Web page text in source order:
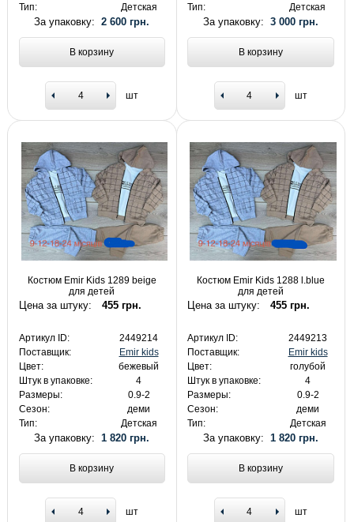
Тип:
Детская
За упаковку: 2 600 грн.
В корзину
шт
Тип:
Детская
За упаковку: 3 000 грн.
В корзину
шт
Костюм Emir Kids 1289 beige
для детей
Цена за штуку: 455 грн.
Артикул ID:
2449214
Поставщик:
Emir kids
Цвет:
бежевый
Штук в упаковке:
4
Размеры:
0.9-2
Сезон:
деми
Тип:
Детская
За упаковку: 1 820 грн.
В корзину
шт
Костюм Emir Kids 1288 l.blue
для детей
Цена за штуку: 455 грн.
Артикул ID:
2449213
Поставщик:
Emir kids
Цвет:
голубой
Штук в упаковке:
4
Размеры:
0.9-2
Сезон:
деми
Тип:
Детская
За упаковку: 1 820 грн.
В корзину
шт